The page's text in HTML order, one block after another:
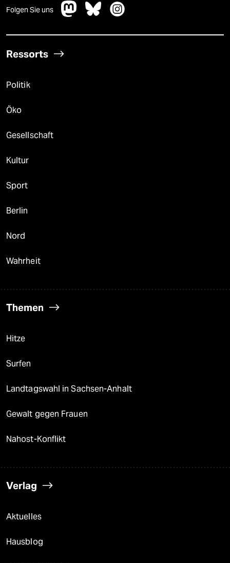
Folgen Sie uns
Ressorts
Politik
Öko
Gesellschaft
Kultur
Sport
Berlin
Nord
Wahrheit
Themen
Hitze
Surfen
Landtagswahl in Sachsen-Anhalt
Gewalt gegen Frauen
Nahost-Konflikt
Verlag
Aktuelles
Hausblog